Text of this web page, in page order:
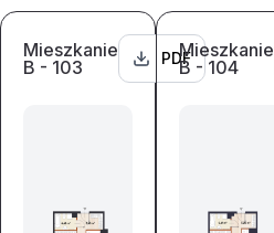
Mieszkanie
B - 103
PDFMieszkanie
B - 104